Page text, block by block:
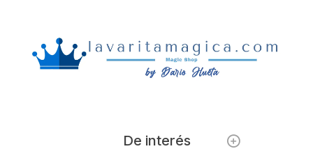
De interés